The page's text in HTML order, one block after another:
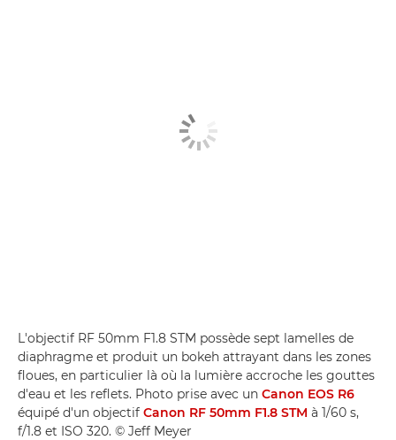
L'objectif RF 50mm F1.8 STM possède sept lamelles de
diaphragme et produit un bokeh attrayant dans les zones
floues, en particulier là où la lumière accroche les gouttes
d'eau et les reflets. Photo prise avec un Canon EOS R6
équipé d'un objectif Canon RF 50mm F1.8 STM à 1/60 s,
f/1.8 et ISO 320. © Jeff Meyer